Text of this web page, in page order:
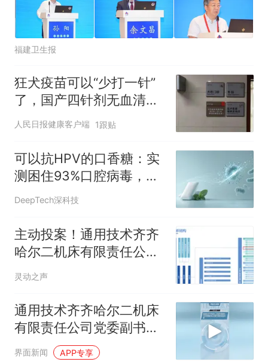
福建卫生报
狂犬疫苗可以“少打一针”
了，国产四针剂无血清疫
苗获批
人民日报健康客户端 1跟贴
可以抗HPV的口香糖：实
测困住93%口腔病毒，还
能灭杀两类牙周致病菌
DeepTech深科技
主动投案！通用技术齐齐
哈尔二机床有限责任公司
党委副书记、董事、总经
监察调查
灵动之声
通用技术齐齐哈尔二机床
有限责任公司党委副书记
吴春宇接受审查调查
界面新闻 APP专享